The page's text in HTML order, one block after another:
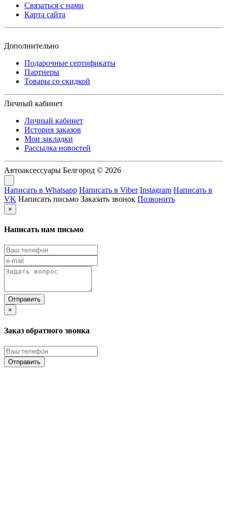
Связаться с нами
Карта сайта
Дополнительно
Подарочные сертификаты
Партнеры
Товары со скидкой
Личный кабинет
Личный кабинет
История заказов
Мои закладки
Рассылка новостей
Автоаксессуары Белгород © 2026
Написать в Whatsapp Написать в Viber Instagram Написать в
VK Написать письмо Заказать звонок Позвонить
×
Написать нам письмо
×
Заказ обратного звонка